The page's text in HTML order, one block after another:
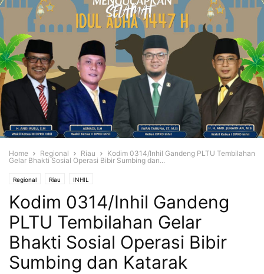
Home Regional Riau
Kodim 0314/Inhil Gandeng PLTU Tembilahan
Gelar Bhakti Sosial Operasi Bibir Sumbing dan...
Regional Riau INHIL
Kodim 0314/Inhil Gandeng
PLTU Tembilahan Gelar
Bhakti Sosial Operasi Bibir
Sumbing dan Katarak